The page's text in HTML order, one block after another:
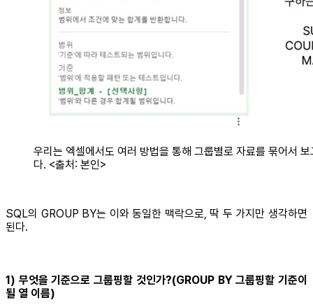
우리는 엑셀에서도 여러 방법을 통해 그룹별로 자료를 묶어서 보
다. <출처: 본인>
SQL의 GROUP BY는 이와 동일한 맥락으로, 딱 두 가지만 생각하면
된다.
1) 무엇을 기준으로 그룹핑할 것인가?(GROUP BY 그룹핑할 기준이
될 열 이름)